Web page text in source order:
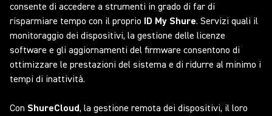
consente di accedere a strumenti in grado di far di
risparmiare tempo con il proprio ID My Shure. Servizi quali il
monitoraggio dei dispositivi, la gestione delle licenze
software e gli aggiornamenti del firmware consentono di
ottimizzare le prestazioni del sistema e di ridurre al minimo i
tempi di inattività.
Con ShureCloud, la gestione remota dei dispositivi, il loro